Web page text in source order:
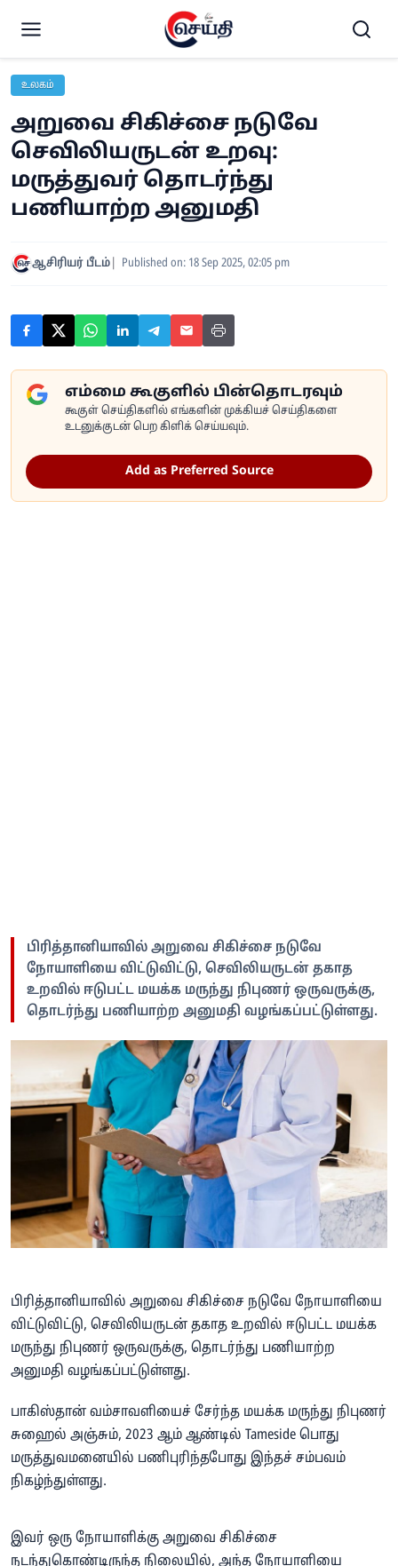
உலகம்
அறுவை சிகிச்சை நடுவே
செவிலியருடன் உறவு:
மருத்துவர் தொடர்ந்து
பணியாற்ற அனுமதி
ஆசிரியர் பீடம் Published on: 18 Sep 2025, 02:05 pm
எம்மை கூகுளில் பின்தொடரவும்
கூகுள் செய்திகளில் எங்களின் முக்கியச் செய்திகளை
உடனுக்குடன் பெற கிளிக் செய்யவும்.
Add as Preferred Source
பிரித்தானியாவில் அறுவை சிகிச்சை நடுவே
நோயாளியை விட்டுவிட்டு, செவிலியருடன் தகாத
உறவில் ஈடுபட்ட மயக்க மருந்து நிபுணர் ஒருவருக்கு,
தொடர்ந்து பணியாற்ற அனுமதி வழங்கப்பட்டுள்ளது.
பிரித்தானியாவில் அறுவை சிகிச்சை நடுவே நோயாளியை
விட்டுவிட்டு, செவிலியருடன் தகாத உறவில் ஈடுபட்ட மயக்க
மருந்து நிபுணர் ஒருவருக்கு, தொடர்ந்து பணியாற்ற
அனுமதி வழங்கப்பட்டுள்ளது.
பாகிஸ்தான் வம்சாவளியைச் சேர்ந்த மயக்க மருந்து நிபுணர்
சுஹைல் அஞ்சும், 2023 ஆம் ஆண்டில் Tameside பொது
மருத்துவமனையில் பணிபுரிந்தபோது இந்தச் சம்பவம்
நிகழ்ந்துள்ளது.
இவர் ஒரு நோயாளிக்கு அறுவை சிகிச்சை
நடந்துகொண்டிருந்த நிலையில், அந்த நோயாளியை